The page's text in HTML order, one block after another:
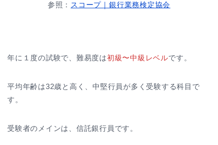
参照： スコープ｜銀行業務検定協会
年に１度の試験で、難易度は初級〜中級レベルです 。
平均年齢は32歳と高く、中堅行員が多く受験する科目で
す。
受験者のメインは、信託銀行員です。